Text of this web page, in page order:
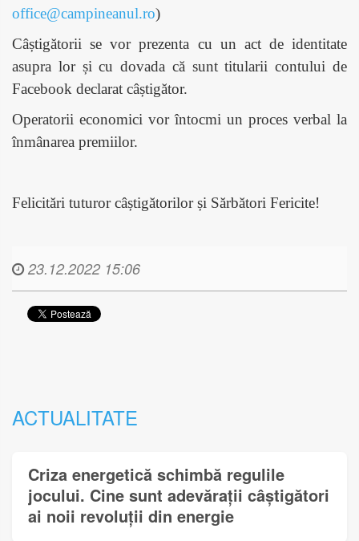
office@campineanul.ro)
Câștigătorii se vor prezenta cu un act de identitate
asupra lor și cu dovada că sunt titularii contului de
Facebook declarat câștigător.
Operatorii economici vor întocmi un proces verbal la
înmânarea premiilor.
Felicitări tuturor câștigătorilor și Sărbători Fericite!
23.12.2022 15:06
ACTUALITATE
Criza energetică schimbă regulile
jocului. Cine sunt adevărații câștigători
ai noii revoluții din energie